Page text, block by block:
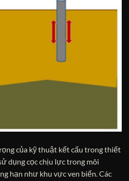
của kỹ thuật kết cấu trong thiết
dụng cọc chịu lực trong môi
hạn như khu vực ven biển. Các